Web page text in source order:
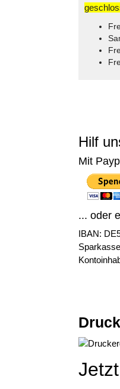
Hilf
Mit
... oder
IBAN: